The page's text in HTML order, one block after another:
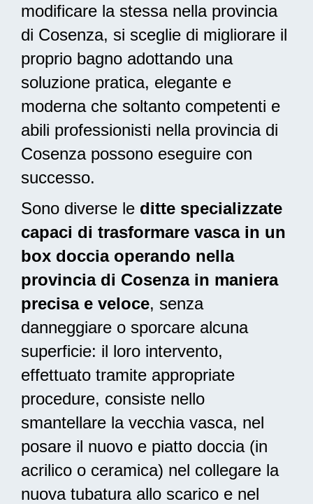
modificare la stessa nella provincia
di Cosenza, si sceglie di migliorare il
proprio bagno adottando una
soluzione pratica, elegante e
modernache soltanto competenti e
abili professionisti nella provincia di
Cosenza possono eseguire con
successo.
Sono diverse le ditte specializzate
capaci di trasformare vasca in un
box doccia operando nella
provincia di Cosenza in maniera
precisa e veloce, senza
danneggiare o sporcare alcuna
superficie: il loro intervento,
effettuato tramite appropriate
procedure, consiste nello
smantellare la vecchia vasca, nel
posare il nuovo e piatto doccia (in
acrilico o ceramica) nel collegare la
nuova tubatura allo scarico e nel